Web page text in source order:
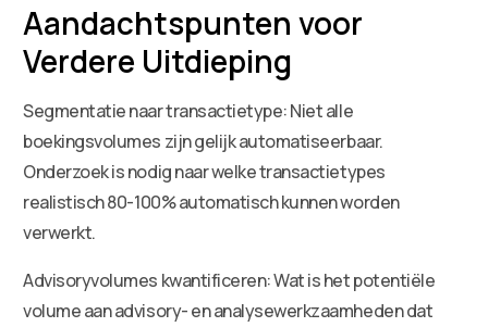
Aandachtspunten voor
Verdere Uitdieping
Segmentatie naar transactietype: Niet alle
boekingsvolumes zijn gelijk automatiseerbaar.
Onderzoek is nodig naar welke transactietypes
realistisch 80-100% automatisch kunnen worden
verwerkt.
Advisoryvolumes kwantificeren: Wat is het potentiële
volume aan advisory- en analysewerkzaamheden dat